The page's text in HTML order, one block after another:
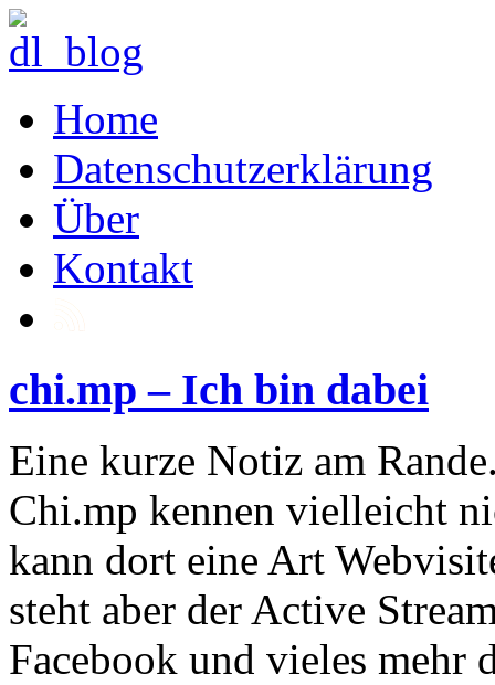
Home
Datenschutzerklärung
Über
Kontakt
chi.mp – Ich bin dabei
Eine kurze Notiz am
Chi.mp kennen vielleicht
kann dort eine Art
steht aber der Active
Facebook und vieles mehr